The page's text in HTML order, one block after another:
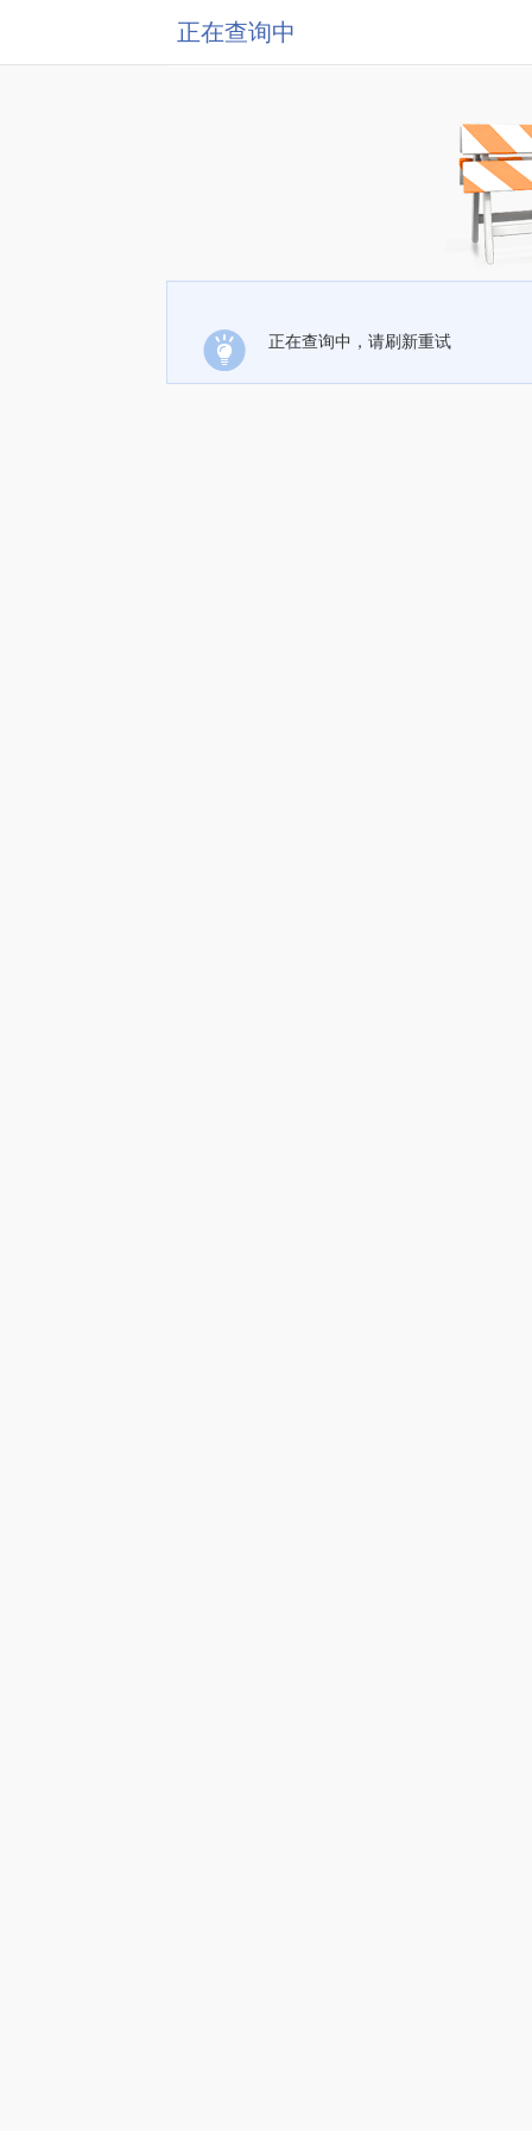
正在查询中
正在查询中，请刷新重试